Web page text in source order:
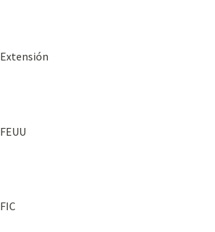
Extensión
FEUU
FIC